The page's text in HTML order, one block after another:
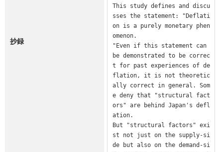
抄録
This study defines and discu
sses the statement: "Deflati
on is a purely monetary phen
omenon.
"Even if this statement can
be demonstrated to be correc
t for past experiences of de
flation, it is not theoretic
ally correct in general. Som
e deny that "structural fact
ors" are behind Japan's defl
ation.
But "structural factors" exi
st not just on the supply-si
de but also on the demand-si